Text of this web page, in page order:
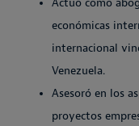
económicas
internacional
Venezuela.
Asesoró en los
proyectos